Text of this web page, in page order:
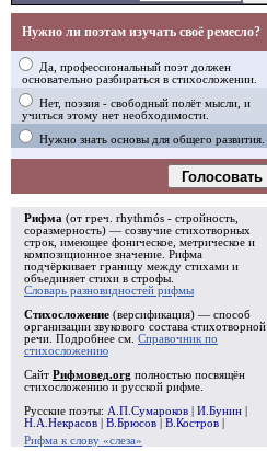
Нужно ли поэтам изучать своё ремесло?
Да, профессиональный поэт должен
основательно разбираться в стихосложении.
Нет, поэзия - свободный полёт мысли, и
учиться этому нет необходимости.
Нужно знать основы для общего развития.
Голосовать
Рифма (от греч. rhythmós - стройность,
соразмерность) — созвучие стихотворных
строк, имеющее фоническое, метрическое и
композиционное значение. Рифма
подчёркивает границу между стихами и
объединяет стихи в строфы
Словарь разновидностей рифмы
Стихосложение (версификация) — способ
организации звукового состава стихотворной
речи. Подробнее см. Справочник по
стихосложению
Сайт Рифмовед.org полностью посвящён
стихосложению и русской рифме.
Русские поэты: А.П.Сумароков И.Бунин
Н.А.Некрасов
В.Брюсов В.Костров
Рифма к слову «слеза»